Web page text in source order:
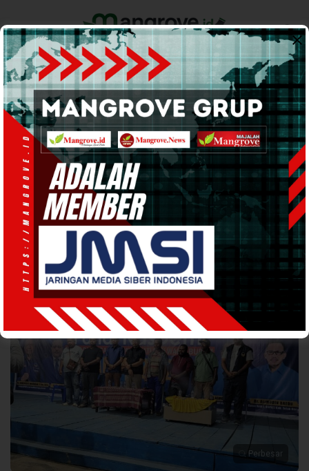
Home Pemerintahan Ekonomi & Bisnis Info Tanah Papua
Support by
POLITIK · 13 Agu 202419:29WIB·kurang dari 1 menit
Daniel Asmorom Resmi Pengurus DPD
NasDem Teluk Bintuni
Perbesar